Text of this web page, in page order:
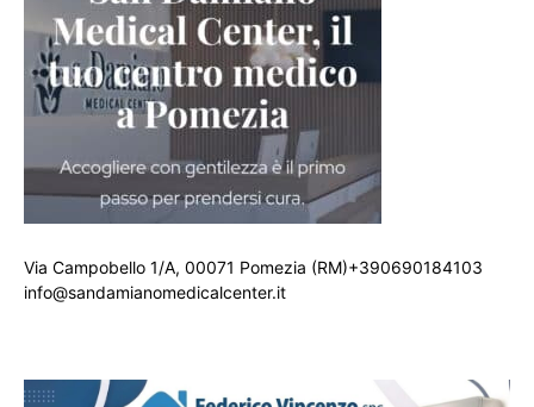
Via Campobello 1/A, 00071 Pomezia (RM)+390690184103
info@sandamianomedicalcenter.it